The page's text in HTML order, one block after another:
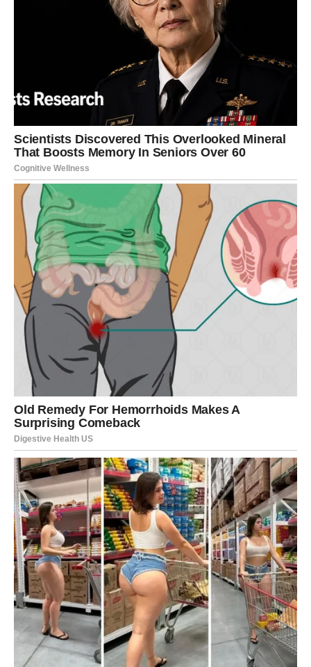
nalaze u domu, uključujući staklene ormare, metalne kuhinjske
elemente i velike televizore, mogu na sličan način utjecati na
Kako biste poboljšali Wi-Fi pokrivenost, preporučljivo je
postaviti usmjerivač na središnje mjesto u stanu. U idealnom
slučaju, usmjerivač bi trebao biti smješten na povišenom i
neometanom području, udaljen od reflektirajućih površina,
omogućujući signalu da učinkovito prodire kroz sve prostorije
bez smetnji.
Problemi povezani s velikim kućanstvima: Ako ste uklonili
zrcala s usmjerivača, ali i dalje imate problema s
povezivanjem, dimenzije i raspored vašeg prebivališta mogli bi
pridonijeti tome. U većim kućanstvima, osobito onima s
debelim zidovima ili višestrukim razinama, signal može oslabiti
jer nastoji prodrijeti u udaljenija područja.
U takvim okolnostima usmjerivači signala ili Wi-Fi repetitori